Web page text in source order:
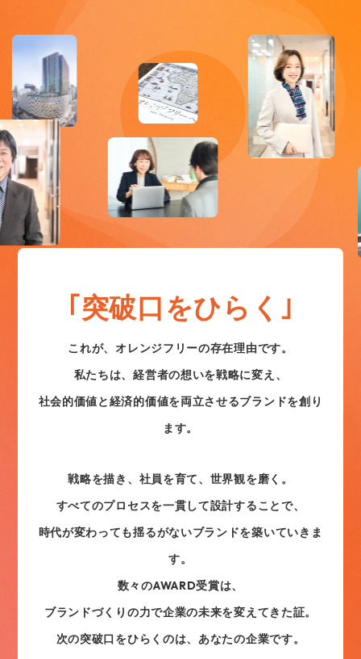
｢突破口をひらく｣
これが、オレンジフリーの存在理由です。
私たちは、経営者の想いを戦略に変え、
社会的価値と経済的価値を両立させるブランドを創り
ます。
戦略を描き、社員を育て、世界観を磨く。
すべてのプロセスを一貫して設計することで、
時代が変わっても揺るがないブランドを築いていきま
す。
数々のAWARD受賞は、
ブランドづくりの力で企業の未来を変えてきた証。
次の突破口をひらくのは、あなたの企業です。